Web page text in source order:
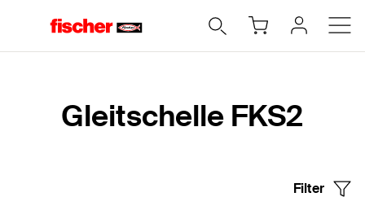
Gleitschelle FKS2
Filter